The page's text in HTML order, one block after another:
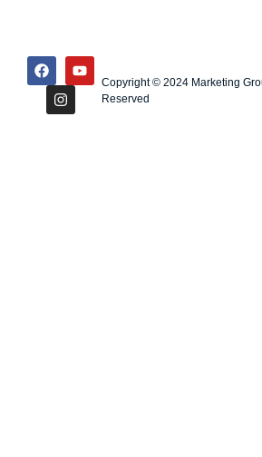
Copyright © 2024 Marketing
Reserved